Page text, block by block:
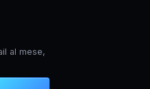
al mese,